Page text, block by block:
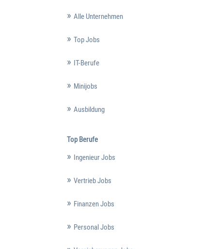
Alle Unternehmen
Top Jobs
IT-Berufe
Minijobs
Ausbildung
Top Berufe
Ingenieur Jobs
Vertrieb Jobs
Finanzen Jobs
Personal Jobs